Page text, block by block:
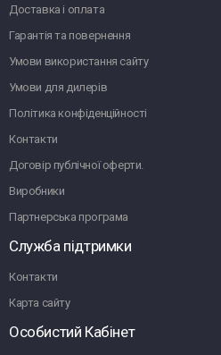
Доставка і оплата
Гарантія та повернення
Умови використання сайту
Умови для дилерів
Політика конфіденційності
Контакти
Договір публічної оферти.
Виробники
Партнерська програма
Служба підтримки
Контакти
Карта сайту
Особистий Кабінет